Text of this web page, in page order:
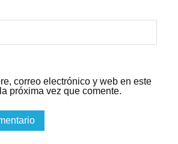
correo electrónico y web en este
próxima vez que comente.